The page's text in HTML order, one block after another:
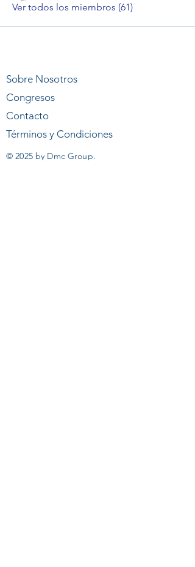
Ver todos los miembros (61)
Sobre Nosotros
Congresos
Contacto
Términos y Condiciones
© 2025 by Dmc Group.